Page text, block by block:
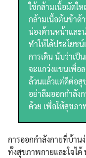
ใช้กล้ามเนื้อมัดใ
กล้ามเนื้อต้นข้าด้
น่องด้านหน้าและ
ทำให้ได้ประโยช
การเดิน นับว่าเป็
จะแกว่งแขนเพื่อ
ล้วนแล้วแต่ดีต่อสุ
อย่าลืมออกกำลัง
ด้วย เพื่อให้สุขภ
การออกกำลังกายที่บ้าน
ทั้งสุขภาพกายและใจได้